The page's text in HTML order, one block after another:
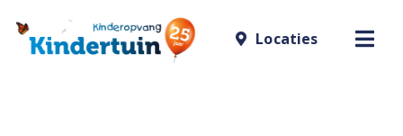
Locaties